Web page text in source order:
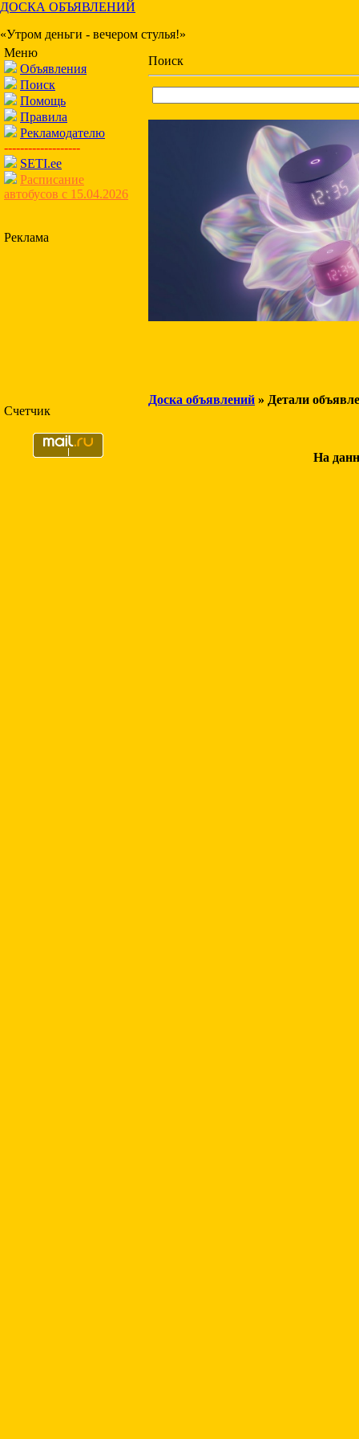
ДОСКА ОБЪЯВЛЕНИЙ
«Утром деньги - вечером стулья!»
Меню
Объявления
Поиск
Помощь
Правила
Рекламодателю
-------------------
SETI.ee
Расписание
автобусов с 15.04.2026
Реклама
Счетчик
Поиск
Доска объявлений » Детали
На